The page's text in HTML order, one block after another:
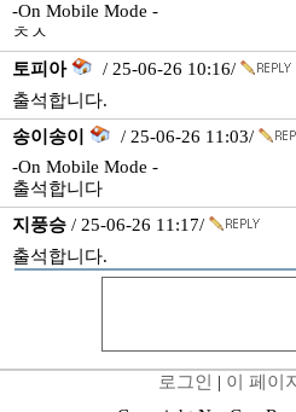
-On Mobile Mode -
ㅊㅅ
토피아
/ 25-06-26 10:16/
출석합니다.
송이송이
/ 25-06-26 11:03/
-On Mobile Mode -
출석합니다
지풍승 / 25-06-26 11:17/
출석합니다.
로그인 | 이 페이